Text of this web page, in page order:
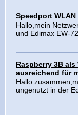
Speedport
Hallo,mein
und Edimax EW-
Raspberry 3B
ausreichend für
Hallo
ungenutzt in der